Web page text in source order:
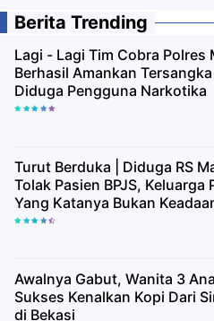
Berita Trending
Lagi - Lagi Tim Cobra Polres
Berhasil Amankan
Diduga Pengguna Narkotika
Turut Berduka | Diduga RS
Tolak Pasien BPJS, Keluarga
Yang Katanya Bukan
Awalnya Gabut, Wanita 3
Sukses Kenalkan Kopi Dari
di Bekasi